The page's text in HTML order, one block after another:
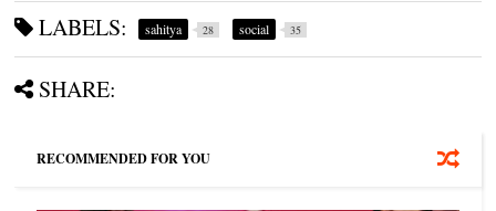
LABELS: sahitya 28 social 35
SHARE:
RECOMMENDED FOR YOU